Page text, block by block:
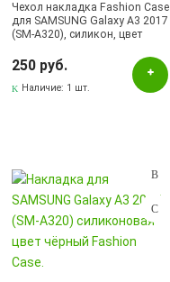
Чехол накладка Fashion Case
для SAMSUNG Galaxy A3 2017
(SM-A320), силикон, цвет
250 руб.
Наличие: 1 шт.